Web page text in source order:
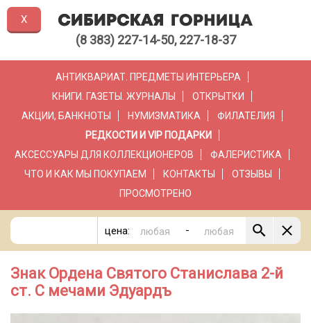
(8 383) 227-14-50, 227-18-37
АНТИКВАРИАТ. ПРЕДМЕТЫ ИНТЕРЬЕРА
КНИГИ. ГАЗЕТЫ. ЖУРНАЛЫ
ОТКРЫТКИ
АКЦИИ, БАНКНОТЫ
НУМИЗМАТИКА
ФИЛАТЕЛИЯ
РЕДКОСТИ И VIP ПОДАРКИ
АКСЕССУАРЫ ДЛЯ КОЛЛЕКЦИОНЕРОВ
ФАЛЕРИСТИКА
ЧТО И КАК МЫ ПОКУПАЕМ
КОНТАКТЫ
ОТЗЫВЫ
ПРОСМОТРЕНО
цена: -
Знак Ордена Святого Станислава 2-й
ст. С мечами Эдуардъ
X